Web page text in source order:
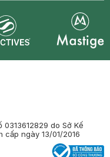
do Sở Kế
ngày 13/01/2016